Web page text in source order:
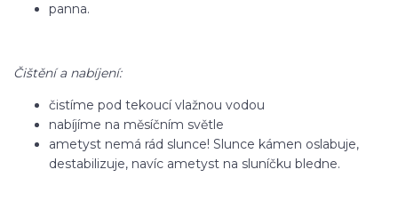
panna.
Čištění a nabíjení:
čistíme pod tekoucí vlažnou vodou
nabíjíme na měsíčním světle
ametyst nemá rád slunce! Slunce kámen oslabuje,
destabilizuje, navíc ametyst na sluníčku bledne.